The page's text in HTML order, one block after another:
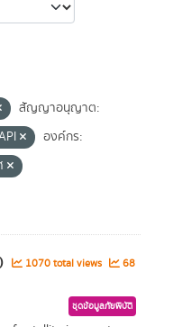
สัญญาอนุญาต:
องค์กร:
1070 total views
68
ชุดข้อมูลภัยพิบัติ